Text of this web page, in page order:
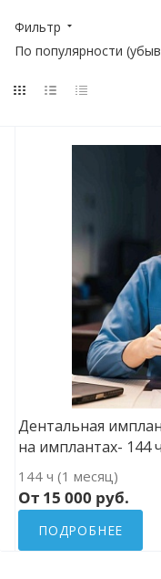
Фильтр
По популярности
Дентальная
на имплантах- 144
144 ч (1 месяц)
От 15 000 руб.
ПОДРОБНЕЕ